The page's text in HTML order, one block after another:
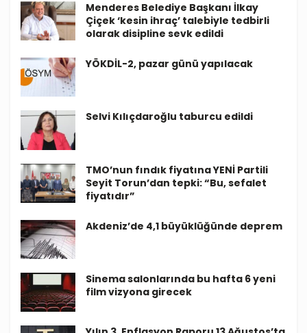
Menderes Belediye Başkanı İlkay
Çiçek ‘kesin ihraç’ talebiyle tedbirli
olarak disipline sevk edildi
YÖKDİL-2, pazar günü yapılacak
Selvi Kılıçdaroğlu taburcu edildi
TMO’nun fındık fiyatına YENİ Partili
Seyit Torun’dan tepki: “Bu, sefalet
fiyatıdır”
Akdeniz’de 4,1 büyüklüğünde deprem
Sinema salonlarında bu hafta 6 yeni
film vizyona girecek